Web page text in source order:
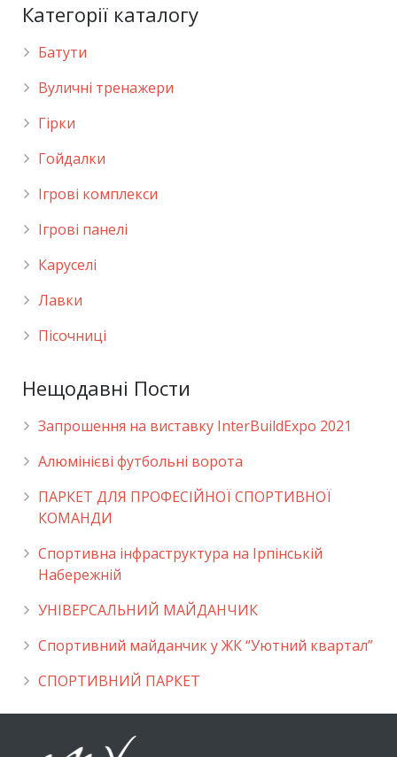
Категорії каталогу
Батути
Вуличні тренажери
Гірки
Гойдалки
Ігрові комплекси
Ігрові панелі
Каруселі
Лавки
Пісочниці
Нещодавні Пости
Запрошення на виставку InterBuildExpo 2021
Алюмінієві футбольні ворота
ПАРКЕТ ДЛЯ ПРОФЕСІЙНОЇ СПОРТИВНОЇ
КОМАНДИ
Спортивна інфраструктура на Ірпінській
Набережній
УНІВЕРСАЛЬНИЙ МАЙДАНЧИК
Cпортивний майданчик у ЖК “Уютний квартал”
СПОРТИВНИЙ ПАРКЕТ